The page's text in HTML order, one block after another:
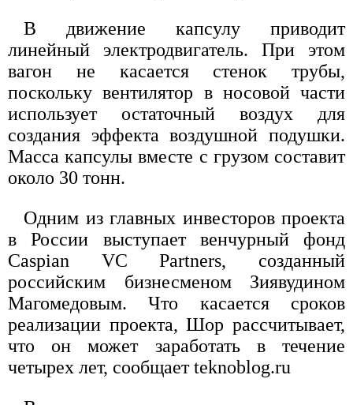
В движение капсулу приводит
линейный электродвигатель. При этом
вагон не касается стенок трубы,
поскольку вентилятор в носовой части
использует остаточный воздух для
создания эффекта воздушной подушки.
Масса капсулы вместе с грузом составит
около 30 тонн.
Одним из главных инвесторов проекта
в России выступает венчурный фонд
Caspian VC Partners, созданный
российским бизнесменом Зиявудином
Магомедовым. Что касается сроков
реализации проекта, Шор рассчитывает,
что он может заработать в течение
четырех лет, сообщает teknoblog.ru